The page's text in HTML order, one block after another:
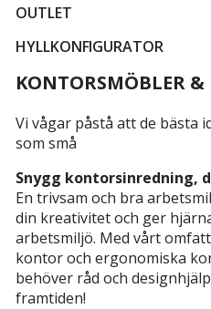
OUTLET
HYLLKONFIGURATOR
KONTORSMÖBLER &
Vi vågar påstå att de bästa
som små
Snygg kontorsinredning,
En trivsam och bra
din kreativitet och ger
arbetsmiljö. Med vårt
kontor och ergonomiska
behöver råd och
framtiden!